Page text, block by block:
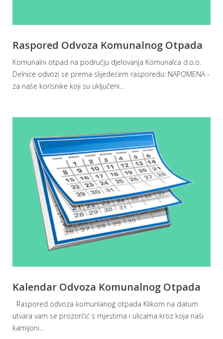
Raspored Odvoza Komunalnog Otpada
Komunalni otpad na području djelovanja Komunalca d.o.o.
Delnice odvozi se prema slijedećem rasporedu: NAPOMENA -
za naše korisnike koji su uključeni…
Kalendar Odvoza Komunalnog Otpada
Raspored odvoza komunlanog otpada Klikom na datum
utvara vam se prozorčić s mjestima i ulicama kroz koja naši
kamijoni…